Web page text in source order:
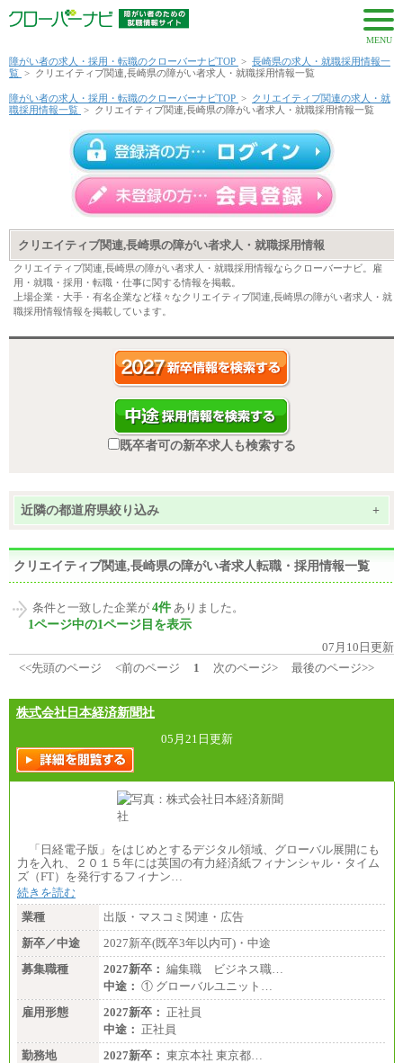
MENU
障がい者の求人・採用・転職のクローバーナビTOP > 長崎県の求人・就職採用情報一
覧 > クリエイティブ関連,長崎県の障がい者求人・就職採用情報一覧
障がい者の求人・採用・転職のクローバーナビTOP > クリエイティブ関連の求人・就
職採用情報一覧 > クリエイティブ関連,長崎県の障がい者求人・就職採用情報一覧
クリエイティブ関連,長崎県の障がい者求人・就職採用情報
クリエイティブ関連,長崎県の障がい者求人・就職採用情報ならクローバーナビ。雇
用・就職・採用・転職・仕事に関する情報を掲載。
上場企業・大手・有名企業など様々なクリエイティブ関連,長崎県の障がい者求人・就
職採用情報情報を掲載しています。
既卒者可の新卒求人も検索する
近隣の都道府県絞り込み +
クリエイティブ関連,長崎県の障がい者求人転職・採用情報一覧
条件と一致した企業が 4件 ありました。
1ページ中の1ページ目を表示
07月10日更新
<<先頭のページ
<前のページ 1 次のページ> 最後のページ>>
株式会社日本経済新聞社
05月21日更新
「日経電子版」をはじめとするデジタル領域、グローバル展開にも
力を入れ、２０１５年には英国の有力経済紙フィナンシャル・タイム
ズ（FT）を発行するフィナン…
続きを読む
業種
出版・マスコミ関連・広告
新卒／中途
2027新卒(既卒3年以内可)・中途
募集職種
2027新卒： 編集職 ビジネス職…
中途： ① グローバルユニット…
雇用形態
2027新卒： 正社員
中途： 正社員
勤務地
2027新卒： 東京本社 東京都…